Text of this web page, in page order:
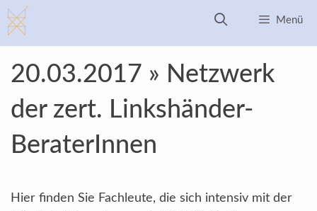
Zum
Inhalt
springen
Menü
20.03.2017 » Netzwerk
der zert. Linkshänder-
BeraterInnen
Hier finden Sie Fachleute, die sich intensiv mit der